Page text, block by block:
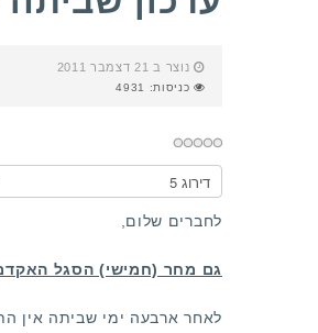
נוצר ב 21 דצמבר 2011
כניסות: 4931
אנא
דרגו
לחברים שלום,
גם מחר (חמישי) הסגל
לאחר ארבעה ימי שביתה אין